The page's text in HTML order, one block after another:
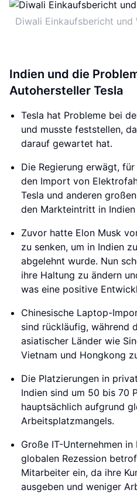
Diwali Einkaufsbericht
Indien und die
Autohersteller Tesla
Tesla hat Probleme bei
und musste feststellen,
darauf gewartet hat.
Die Regierung erwägt,
den Import von
Tesla und anderen
den Markteintritt in
Zuvor hatte Elon Musk
zu senken, um in Indien
abgelehnt wurde. Nun
ihre Haltung zu ändern
was eine positive
Chinesische Laptop-
sind rückläufig, während
asiatischer Länder wie
Vietnam und Hongkong
Die Platzierungen in
Indien sind um 50 bis 70
hauptsächlich aufgrund
Arbeitsplatzmangels.
Große IT-Unternehmen
globalen Rezession
Mitarbeiter ein, da ihre
ausgeben und weniger